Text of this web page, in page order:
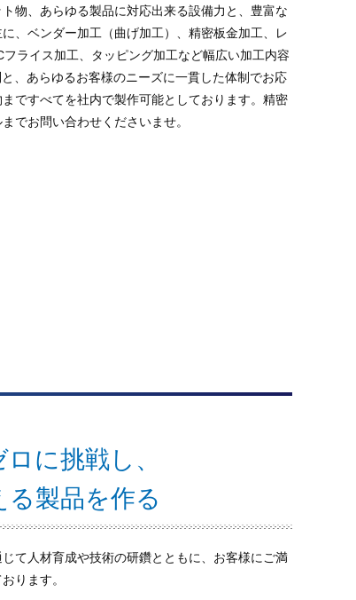
物、あらゆる製品に対応出来る設備力と、豊富な
、ベンダー加工（曲げ加工）、精密板金加工、レ
ライス加工、タッピング加工など幅広い加工内容
、あらゆるお客様のニーズに一貫した体制でお応
ですべてを社内で製作可能としております。精密
でお問い合わせくださいませ。
に挑戦し、
る製品を作る
て人材育成や技術の研鑽とともに、お客様にご満
ります。